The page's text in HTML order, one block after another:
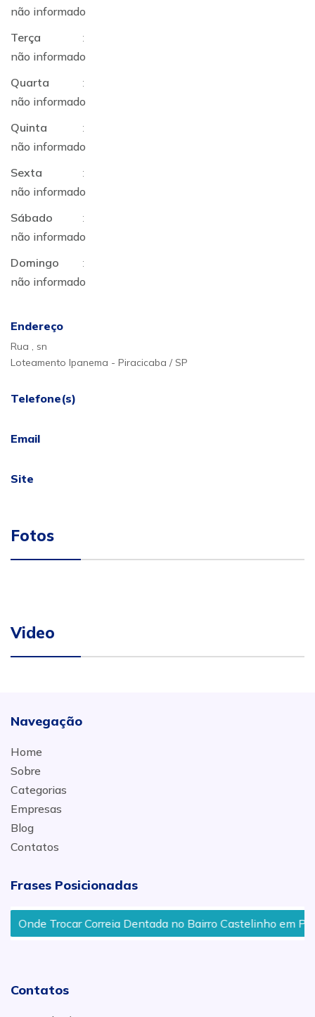
não informado
Terça
:
não informado
Quarta
:
não informado
Quinta
:
não informado
Sexta
:
não informado
Sábado
:
não informado
Domingo
:
não informado
Endereço
Rua , sn
Loteamento Ipanema - Piracicaba / SP
Telefone(s)
Email
Site
Fotos
Video
Navegação
Home
Sobre
Categorias
Empresas
Blog
Contatos
Frases Posicionadas
Onde Trocar Correia Dentada no Bairro Castelinho em
Contatos